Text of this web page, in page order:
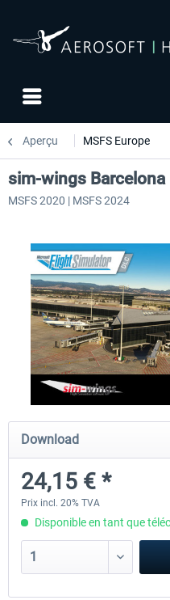
Aperçu MSFS Europe
Aerosoft Airport Cologne/
18,10 € *
sim-wings Barcelona
MSFS 2020 | MSFS 2024
Download
24,15 € *
Prix incl. 20% TVA
Disponible en tant que